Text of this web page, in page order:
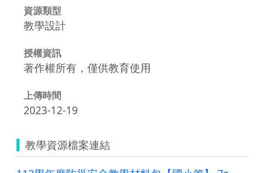
資源類型
教學設計
授權資訊
著作權所有，僅供教育使用
上傳時間
2023-12-19
教學資源檔案連結